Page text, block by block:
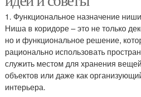
1. Функциональное назначение ниши
Ниша в коридоре – это не только
но и функциональное решение,
рационально использовать
служить местом для хранения
объектов или даже как
интерьера.